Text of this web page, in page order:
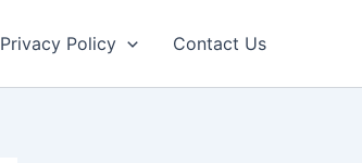
Privacy Policy Contact Us